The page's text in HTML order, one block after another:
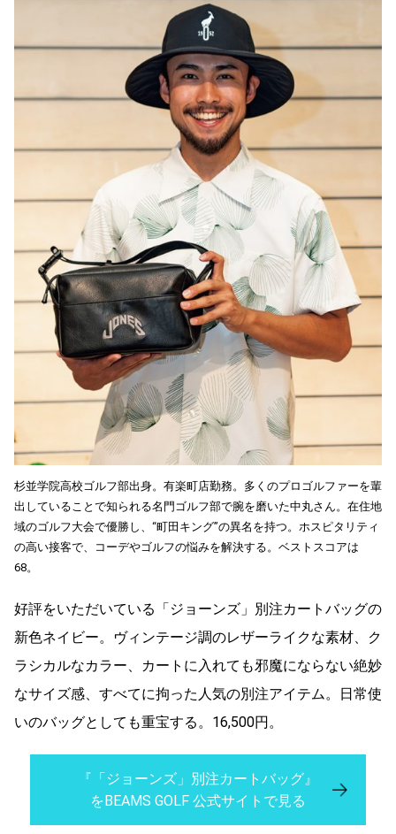
杉並学院高校ゴルフ部出身。有楽町店勤務。多くのプロゴルファーを輩
出していることで知られる名門ゴルフ部で腕を磨いた中丸さん。在住地
域のゴルフ大会で優勝し、“町田キング”の異名を持つ。ホスピタリティ
の高い接客で、コーデやゴルフの悩みを解決する。ベストスコアは
68。
好評をいただいている「ジョーンズ」別注カートバッグの
新色ネイビー。ヴィンテージ調のレザーライクな素材、ク
ラシカルなカラー、カートに入れても邪魔にならない絶妙
なサイズ感、すべてに拘った人気の別注アイテム。日常使
いのバッグとしても重宝する。16,500円。
『「ジョーンズ」別注カートバッグ』
をBEAMS GOLF 公式サイトで見る